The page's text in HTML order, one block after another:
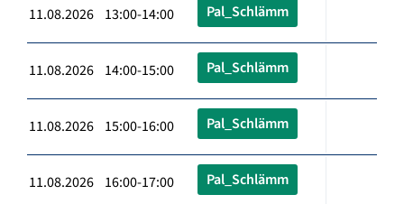
11.08.2026 13:00-14:00 Pal_Schlämm
11.08.2026 14:00-15:00 Pal_Schlämm
11.08.2026 15:00-16:00 Pal_Schlämm
11.08.2026 16:00-17:00 Pal_Schlämm